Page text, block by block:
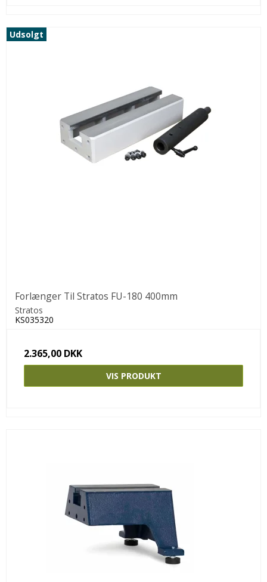
Udsolgt
Forlænger Til Stratos FU-180 400mm
Stratos
KS035320
2.365,00 DKK
VIS PRODUKT